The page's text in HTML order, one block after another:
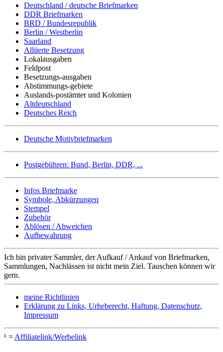
Deutschland / deutsche Briefmarken
DDR Briefmarken
BRD / Bundesrepublik
Berlin / Westberlin
Saarland
Alliierte Besetzung
Lokalausgaben
Feldpost
Besetzungs-ausgaben
Abstimmungs-gebiete
Auslands-postämter und Kolonien
Altdeutschland
Deutsches Reich
Deutsche Motivbriefmarken
Postgebühren: Bund, Berlin, DDR, ...
Infos Briefmarke
Symbole, Abkürzungen
Stempel
Zubehör
Ablösen / Abweichen
Aufbewahrung
Ich bin privater Sammler, der Aufkauf / Ankauf von Briefmarken,
Sammlungen, Nachlässen ist nicht mein Ziel. Tauschen können wir
gern.
meine Richtlinien
Erklärung zu Links, Urheberecht, Haftung, Datenschutz,
Impressum
¹ = Affiliatelink/Werbelink